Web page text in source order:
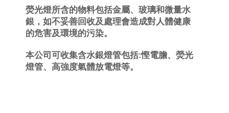
熒光燈所含的物料包括金屬、玻璃和微量水
銀，如不妥善回收及處理會造成對人體健康
的危害及環境的污染。
本公司可收集含水銀燈管包括:慳電膽、熒光
燈管、高強度氣體放電燈等。